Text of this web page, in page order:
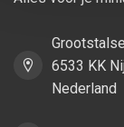
6533 KK
Nederland